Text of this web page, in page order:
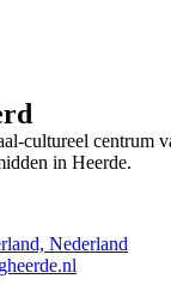
cultureel centrum
in Heerde.
Nederland